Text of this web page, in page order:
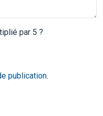
par 5 ?
publication.